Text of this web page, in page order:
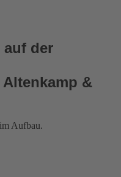
auf der
&
Aufbau.